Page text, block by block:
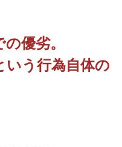
優劣。
いう行為自体の